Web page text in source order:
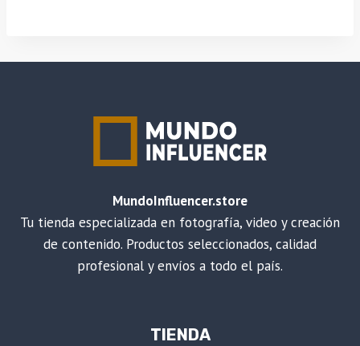
MundoInfluencer.store
Tu tienda especializada en fotografía, video y creación
de contenido. Productos seleccionados, calidad
profesional y envíos a todo el país.
TIENDA